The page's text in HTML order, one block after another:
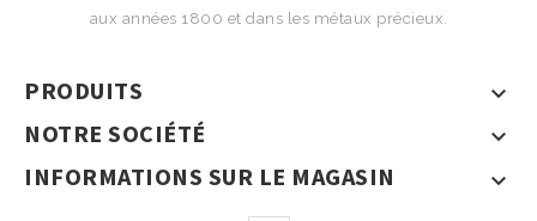
aux années 1800 et dans les métaux précieux.
PRODUITS 
NOTRE SOCIÉTÉ 
INFORMATIONS SUR LE MAGASIN 